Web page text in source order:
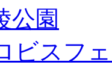
公園
ビスフ